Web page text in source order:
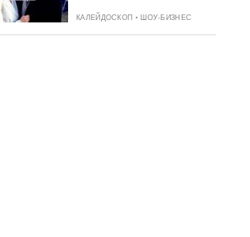
КАЛЕЙДОСКОП • ШОУ-БИЗНЕС